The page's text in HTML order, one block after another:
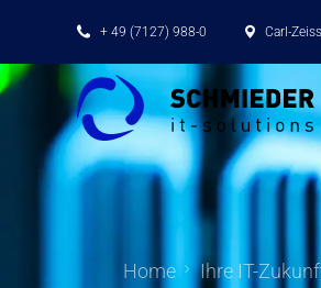
+ 49 (7127) 988-0 Carl-
Home
Ihre IT-